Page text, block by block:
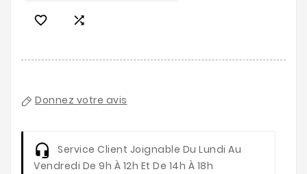
 
Donnez votre avis
Service Client Joignable Du Lundi Au
Vendredi De 9h À 12h Et De 14h À 18h